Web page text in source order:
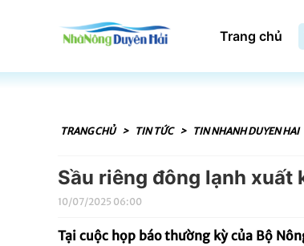
Trang chủ
TRANG CHỦ > TIN TỨC > TIN NHANH DUYEN HAI
Sầu riêng đông lạnh xuất
10/07/2025 06:00
Tại cuộc họp báo thường kỳ của Bộ